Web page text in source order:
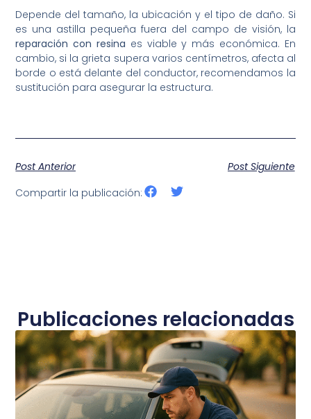
Depende del tamaño, la ubicación y el tipo de daño. Si
es una astilla pequeña fuera del campo de visión, la
reparación con resina es viable y más económica. En
cambio, si la grieta supera varios centímetros, afecta al
borde o está delante del conductor, recomendamos la
sustitución para asegurar la estructura.
Post Anterior
Post Siguiente
Compartir la publicación:
Publicaciones relacionadas